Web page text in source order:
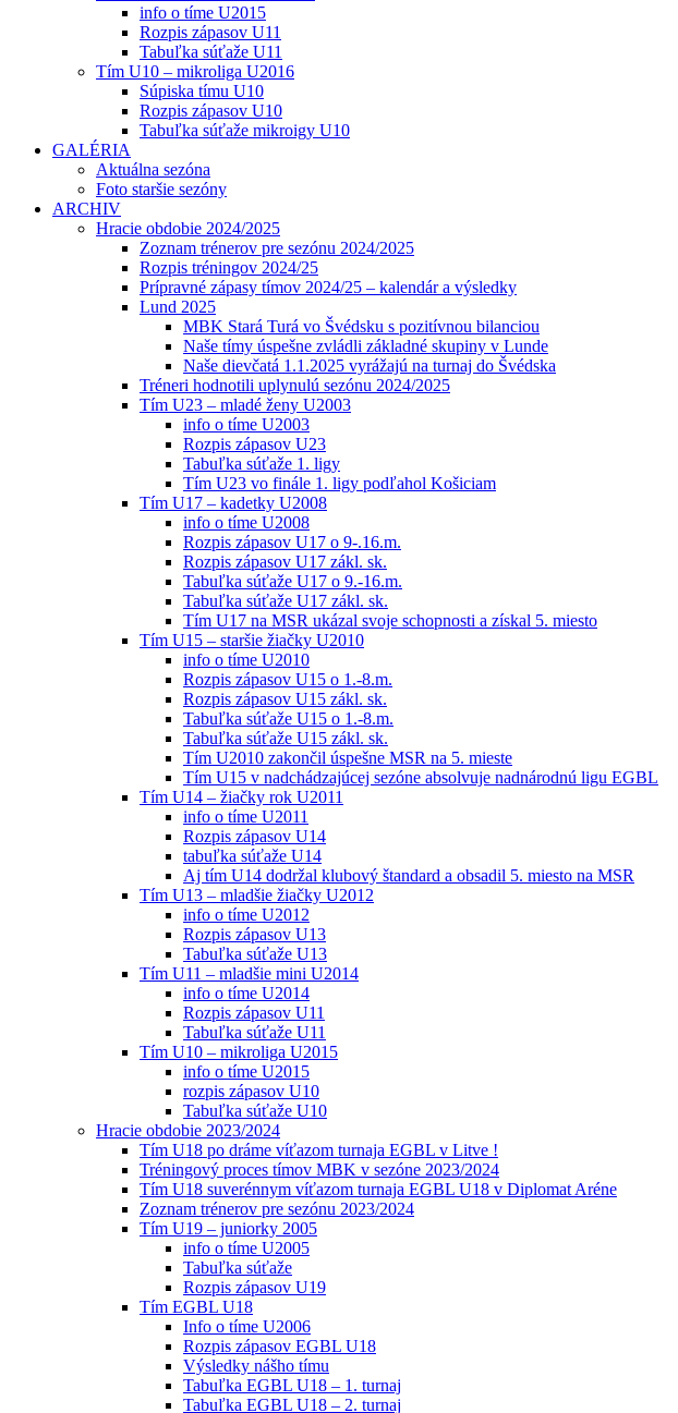
info o tíme U2015
Rozpis zápasov U11
Tabuľka súťaže U11
Tím U10 – mikroliga U2016
Súpiska tímu U10
Rozpis zápasov U10
Tabuľka súťaže mikroigy U10
GALÉRIA
Aktuálna sezóna
Foto staršie sezóny
ARCHIV
Hracie obdobie 2024/2025
Zoznam trénerov pre sezónu 2024/2025
Rozpis tréningov 2024/25
Prípravné zápasy tímov 2024/25 – kalendár a výsledky
Lund 2025
MBK Stará Turá vo Švédsku s pozitívnou bilanciou
Naše tímy úspešne zvládli základné skupiny v Lunde
Naše dievčatá 1.1.2025 vyrážajú na turnaj do Švédska
Tréneri hodnotili uplynulú sezónu 2024/2025
Tím U23 – mladé ženy U2003
info o tíme U2003
Rozpis zápasov U23
Tabuľka súťaže 1. ligy
Tím U23 vo finále 1. ligy podľahol Košiciam
Tím U17 – kadetky U2008
info o tíme U2008
Rozpis zápasov U17 o 9-.16.m.
Rozpis zápasov U17 zákl. sk.
Tabuľka súťaže U17 o 9.-16.m.
Tabuľka súťaže U17 zákl. sk.
Tím U17 na MSR ukázal svoje schopnosti a získal 5. miesto
Tím U15 – staršie žiačky U2010
info o tíme U2010
Rozpis zápasov U15 o 1.-8.m.
Rozpis zápasov U15 zákl. sk.
Tabuľka súťaže U15 o 1.-8.m.
Tabuľka súťaže U15 zákl. sk.
Tím U2010 zakončil úspešne MSR na 5. mieste
Tím U15 v nadchádzajúcej sezóne absolvuje nadnárodnú ligu EGBL
Tím U14 – žiačky rok U2011
info o tíme U2011
Rozpis zápasov U14
tabuľka súťaže U14
Aj tím U14 dodržal klubový štandard a obsadil 5. miesto na MSR
Tím U13 – mladšie žiačky U2012
info o tíme U2012
Rozpis zápasov U13
Tabuľka súťaže U13
Tím U11 – mladšie mini U2014
info o tíme U2014
Rozpis zápasov U11
Tabuľka súťaže U11
Tím U10 – mikroliga U2015
info o tíme U2015
rozpis zápasov U10
Tabuľka súťaže U10
Hracie obdobie 2023/2024
Tím U18 po dráme víťazom turnaja EGBL v Litve !
Tréningový proces tímov MBK v sezóne 2023/2024
Tím U18 suverénnym víťazom turnaja EGBL U18 v Diplomat Aréne
Zoznam trénerov pre sezónu 2023/2024
Tím U19 – juniorky 2005
info o tíme U2005
Tabuľka súťaže
Rozpis zápasov U19
Tím EGBL U18
Info o tíme U2006
Rozpis zápasov EGBL U18
Výsledky nášho tímu
Tabuľka EGBL U18 – 1. turnaj
Tabuľka EGBL U18 – 2. turnaj